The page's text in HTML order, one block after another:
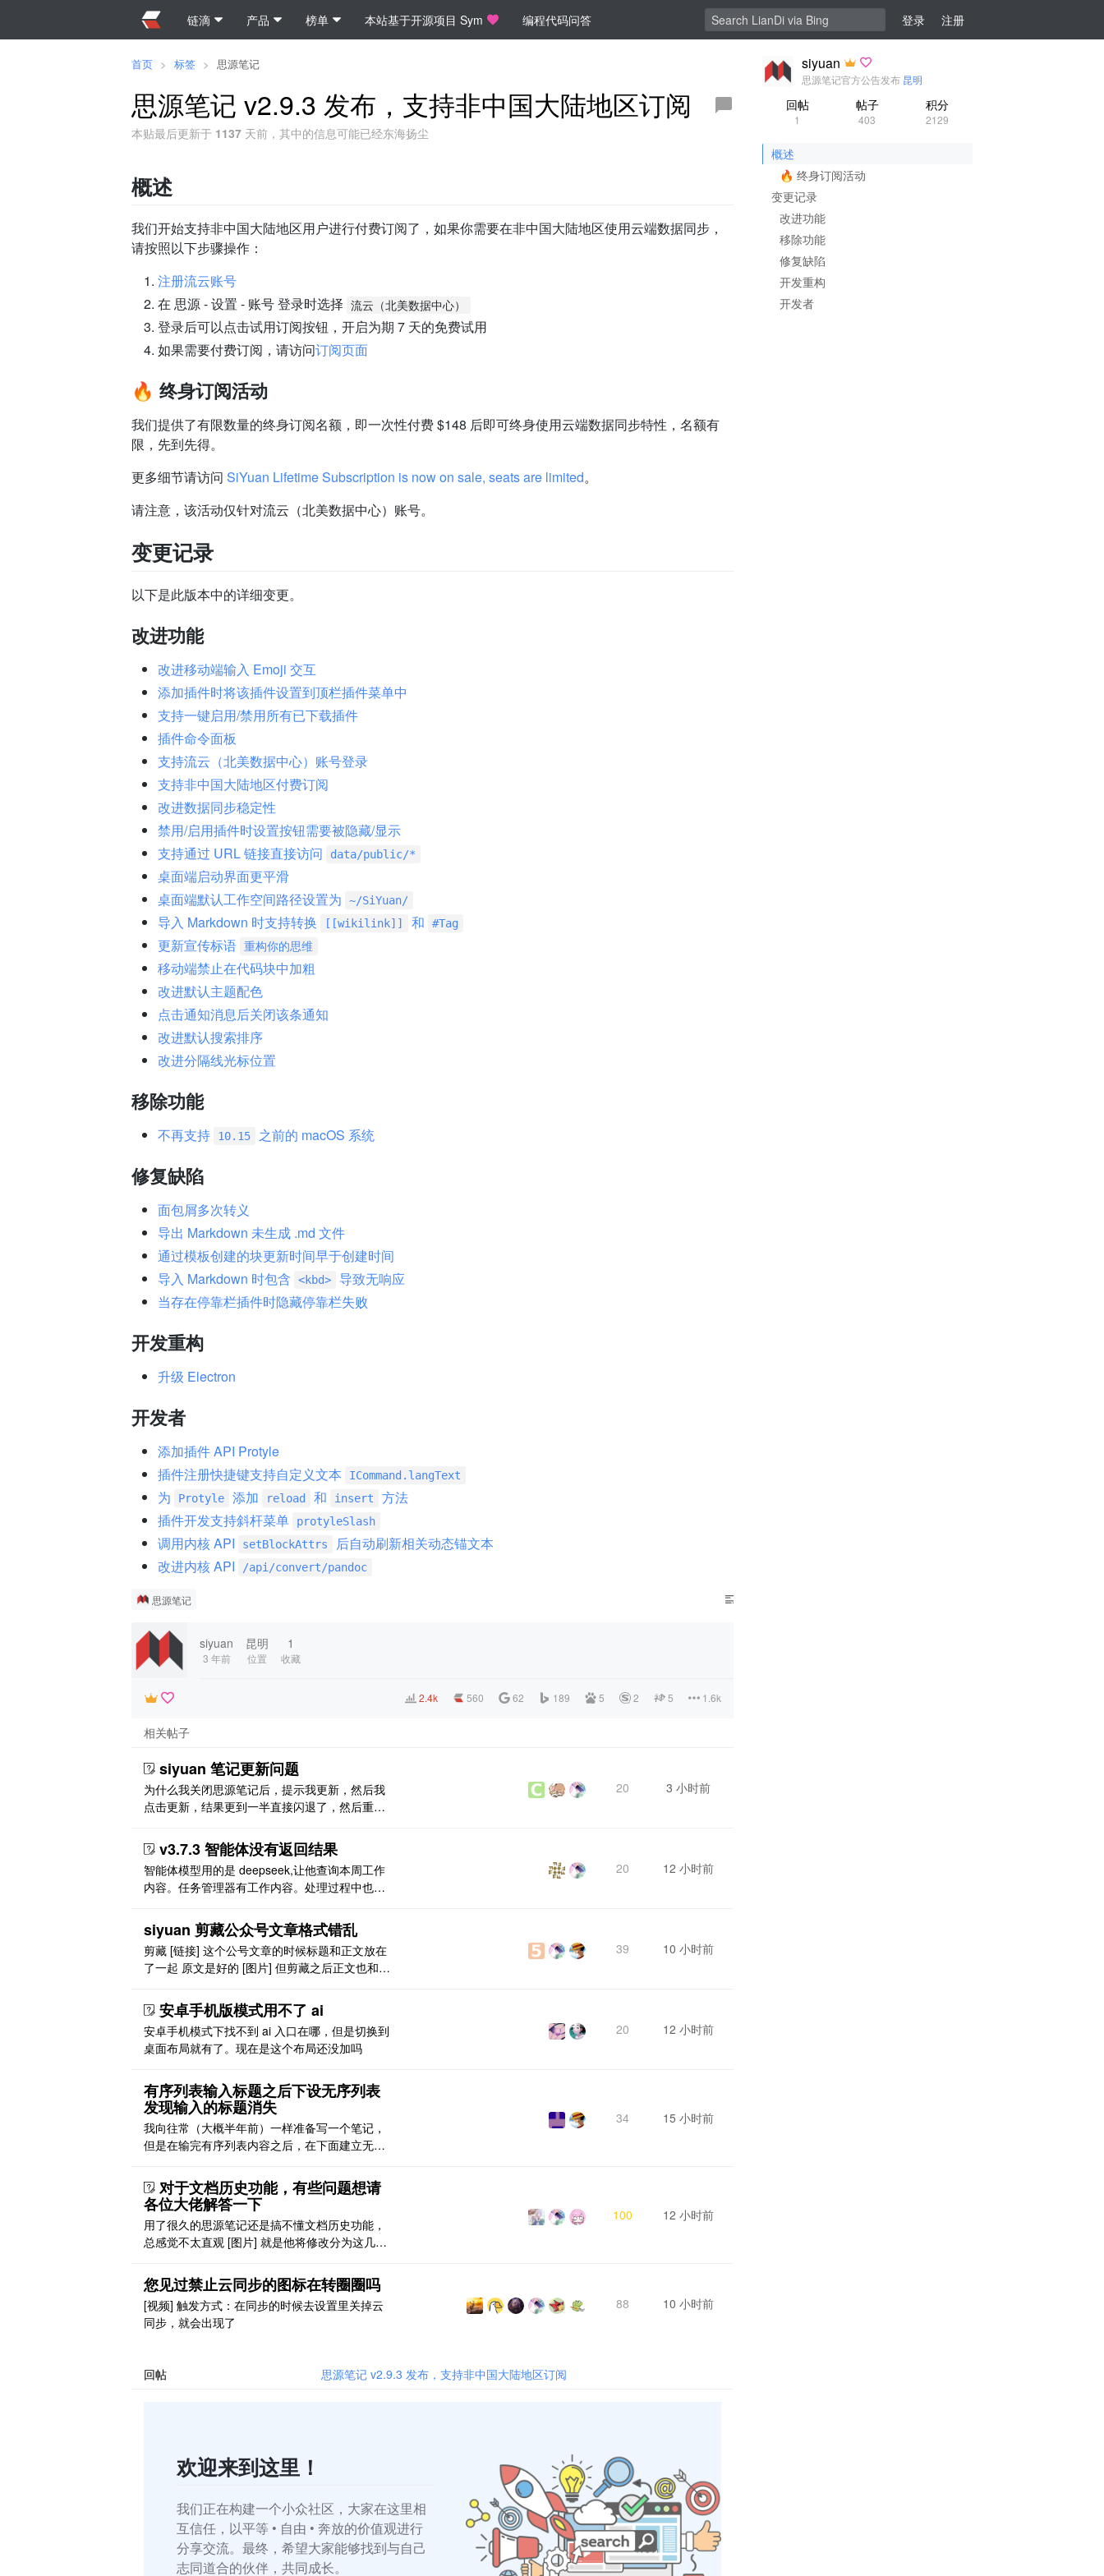
链滴 产品 榜单 本站基于开源项目 Sym 编程代码问答 登录 注册
首页 > 标签 > 思源笔记
思源笔记 v2.9.3 发布，支持非中国大陆地区订阅
本贴最后更新于 1137 天前，其中的信息可能已经东海扬尘
概述
我们开始支持非中国大陆地区用户进行付费订阅了，如果你需要在非中国大陆地区使用云端数据同步，
请按照以下步骤操作：
注册流云账号
在 思源 - 设置 - 账号 登录时选择
流云（北美数据中心）
登录后可以点击试用订阅按钮，开启为期 7 天的免费试用
如果需要付费订阅，请访问订阅页面
🔥 终身订阅活动
我们提供了有限数量的终身订阅名额，即一次性付费 $148 后即可终身使用云端数据同步特性，名额有
限，先到先得。
更多细节请访问 SiYuan Lifetime Subscription is now on sale, seats are limited。
请注意，该活动仅针对流云（北美数据中心）账号。
变更记录
以下是此版本中的详细变更。
改进功能
改进移动端输入 Emoji 交互
添加插件时将该插件设置到顶栏插件菜单中
支持一键启用/禁用所有已下载插件
插件命令面板
支持流云（北美数据中心）账号登录
支持非中国大陆地区付费订阅
改进数据同步稳定性
禁用/启用插件时设置按钮需要被隐藏/显示
支持通过 URL 链接直接访问
data/public/*
桌面端启动界面更平滑
桌面端默认工作空间路径设置为
~/SiYuan/
导入 Markdown 时支持转换 [[wikilink]] 和 #Tag
更新宣传标语 重构你的思维
移动端禁止在代码块中加粗
改进默认主题配色
点击通知消息后关闭该条通知
改进默认搜索排序
改进分隔线光标位置
移除功能
不再支持 10.15 之前的 macOS 系统
修复缺陷
面包屑多次转义
导出 Markdown 未生成 .md 文件
通过模板创建的块更新时间早于创建时间
导入 Markdown 时包含
<kbd>
导致无响应
当存在停靠栏插件时隐藏停靠栏失败
开发重构
升级 Electron
开发者
添加插件 API Protyle
插件注册快捷键支持自定义文本
ICommand.langText
为 Protyle 添加 reload 和 insert
方法
插件开发支持斜杆菜单
protyleSlash
调用内核 API setBlockAttrs
后自动刷新相关动态锚文本
改进内核 API
/api/convert/pandoc
思源笔记
siyuan
3 年前
昆明
位置
1
收藏
2.4k 560 62 189 5 2 5 1.6k
相关帖子
siyuan 笔记更新问题
为什么我关闭思源笔记后，提示我更新，然后我
点击更新，结果更到一半直接闪退了，然后重新
么解决呀
20 3 小时前
v3.7.3 智能体没有返回结果
智能体模型用的是 deepseek,让他查询本周工作
内容。任务管理器有工作内容。处理过程中也显
片]
20 12 小时前
siyuan 剪藏公众号文章格式错乱
剪藏 [链接] 这个公号文章的时候标题和正文放在
了一起 原文是好的 [图片] 但剪藏之后正文也和标
39 10 小时前
安卓手机版模式用不了 ai
安卓手机模式下找不到 ai 入口在哪，但是切换到
桌面布局就有了。现在是这个布局还没加吗
20 12 小时前
有序列表输入标题之后下设无序列表
发现输入的标题消失
我向往常（大概半年前）一样准备写一个笔记，
但是在输完有序列表内容之后，在下面建立无序
题，是版本更新的 bug 吗 [图片][图片] [图片]
34 15 小时前
对于文档历史功能，有些问题想请
各位大佬解答一下
用了很久的思源笔记还是搞不懂文档历史功能，
总感觉不太直观 [图片] 就是他将修改分为这几类
说，更新，我更新了什么？也没有标注啊 很多时
候，我只是想知道，我的上一个版本和现在编辑
器中的内容差什么，很难知晓，也可能是我不知
道用法？ 有个疑问，为什么不做成像 trilium 一样
100 12 小时前
您见过禁止云同步的图标在转圈圈吗
[视频] 触发方式：在同步的时候去设置里关掉云
同步，就会出现了
88 10 小时前
回帖 思源笔记 v2.9.3 发布，支持非中国大陆地区订阅
欢迎来到这里！
我们正在构建一个小众社区，大家在这里相
互信任，以平等 • 自由 • 奔放的价值观进行
分享交流。最终，希望大家能够找到与自己
志同道合的伙伴，共同成长。
siyuan
思源笔记官方公告发布 昆明
回帖
1
帖子
403
积分
2129
概述
🔥 终身订阅活动
变更记录
改进功能
移除功能
修复缺陷
开发重构
开发者